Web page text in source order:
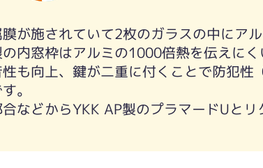
が施されていて2枚のガラスの中にア
内窓枠はアルミの1000倍熱を伝えにく
も向上、鍵が二重に付くことで防犯性
。
などからYKK AP製のプラマードUと